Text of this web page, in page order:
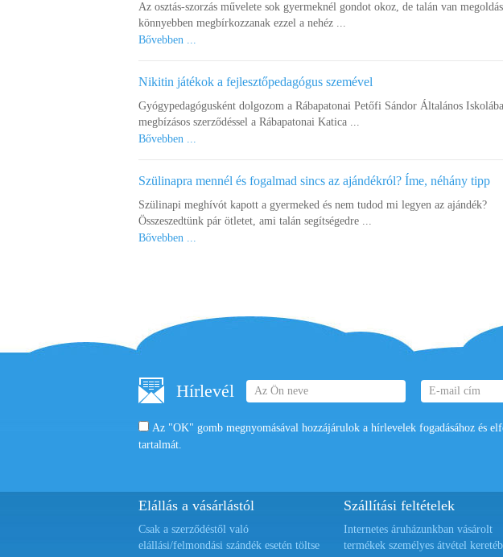
Az osztás-szorzás művelete sok gyermeknél gondot okoz, de talán van
könnyebben megbírkozzanak ezzel a nehéz ...
Bővebben ...
Nikitin játékok a fejlesztőpedagógus szemével
Gyógypedagógusként dolgozom a Rábapatonai Petőfi Sándor Általános
megbízásos szerződéssel a Rábapatonai Katica ...
Bővebben ...
Szülinapra mennél és fogalmad sincs az ajándékról? Íme, néhány tipp
Szülinapi meghívót kapott a gyermeked és nem tudod mi legyen az ajándék?
Összeszedtünk pár ötletet, ami talán segítségedre ...
Bővebben ...
Hírlevél
Az "OK" gomb megnyomásával hozzájárulok a hírlevelek fogadásához és
tartalmát.
Elállás a vásárlástól
Csak a szerződéstől való
elállási/felmondási szándék esetén töltse
Szállítási feltételek
Internetes áruházunkban vásárolt
termékek személyes átvétel